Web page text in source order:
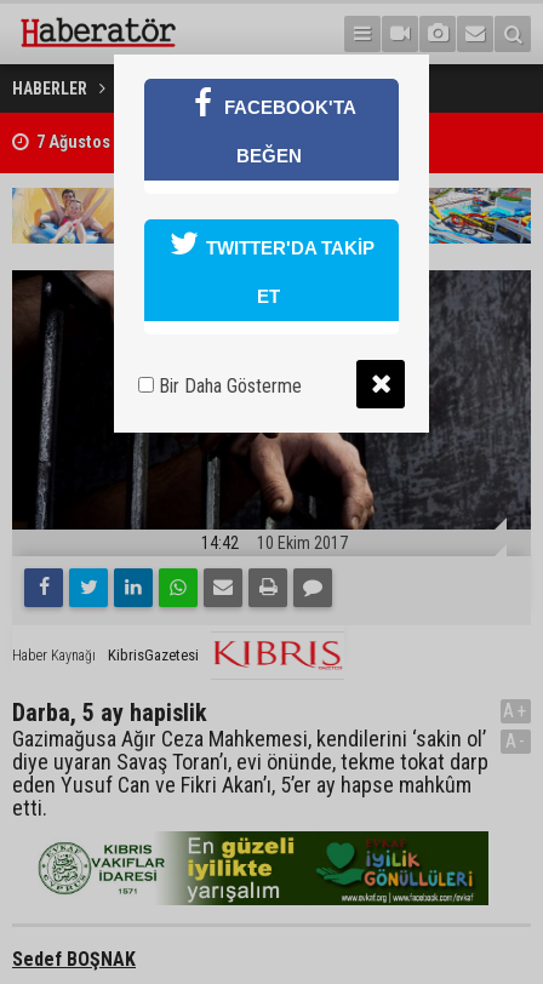
HABERLER GÜNDEM Darba, 5 ay hapislik
7 Ağustos 2026 Döviz Kurları
14:42 10 Ekim 2017
Haber Kaynağı KibrisGazetesi
Darba, 5 ay hapislik
Gazimağusa Ağır Ceza Mahkemesi, kendilerini ‘sakin ol’
diye uyaran Savaş Toran’ı, evi önünde, tekme tokat darp
eden Yusuf Can ve Fikri Akan’ı, 5’er ay hapse mahkûm
etti.
A+
A-
Sedef BOŞNAK
FACEBOOK'TA
BEĞEN
TWITTER'DA TAKİP
ET
Bir Daha Gösterme